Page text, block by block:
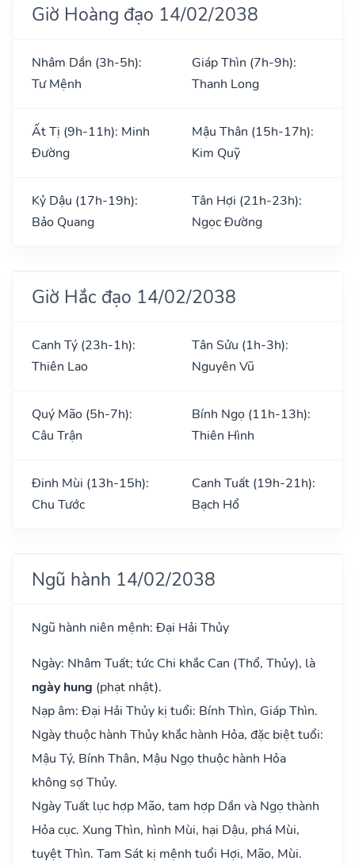
Giờ Hoàng đạo 14/02/2038
Nhâm Dần (3h-5h):
Tư Mệnh
Giáp Thìn (7h-9h):
Thanh Long
Ất Tị (9h-11h): Minh
Đường
Mậu Thân (15h-17h):
Kim Quỹ
Kỷ Dậu (17h-19h):
Bảo Quang
Tân Hợi (21h-23h):
Ngọc Đường
Giờ Hắc đạo 14/02/2038
Canh Tý (23h-1h):
Thiên Lao
Tân Sửu (1h-3h):
Nguyên Vũ
Quý Mão (5h-7h):
Câu Trận
Bính Ngọ (11h-13h):
Thiên Hình
Đinh Mùi (13h-15h):
Chu Tước
Canh Tuất (19h-21h):
Bạch Hổ
Ngũ hành 14/02/2038
Ngũ hành niên mệnh: Đại Hải Thủy
Ngày: Nhâm Tuất; tức Chi khắc Can (Thổ, Thủy), là
ngày hung (phạt nhật).
Nạp âm: Đại Hải Thủy kị tuổi: Bính Thìn, Giáp Thìn.
Ngày thuộc hành Thủy khắc hành Hỏa, đặc biệt tuổi:
Mậu Tý, Bính Thân, Mậu Ngọ thuộc hành Hỏa
không sợ Thủy.
Ngày Tuất lục hợp Mão, tam hợp Dần và Ngọ thành
Hỏa cục. Xung Thìn, hình Mùi, hại Dậu, phá Mùi,
tuyệt Thìn. Tam Sát kị mệnh tuổi Hợi, Mão, Mùi.